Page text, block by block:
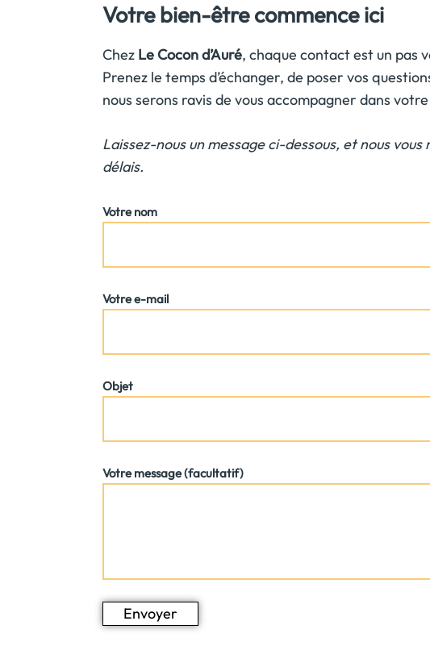
Votre bien-être commence ici
Chez Le Cocon d’Auré, chaque contact est un pas
Prenez le temps d’échanger, de poser vos
nous serons ravis de vous accompagner dans
Laissez-nous un message ci-dessous, et nous
délais.
Votre nom
Votre e-mail
Objet
Votre message (facultatif)